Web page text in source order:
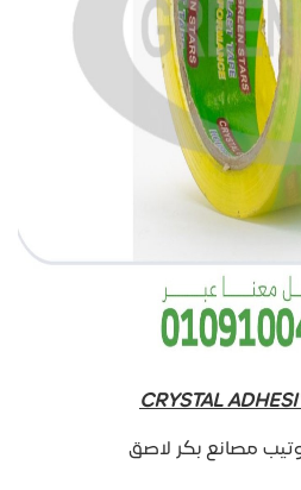
مصانع بكر لاصق